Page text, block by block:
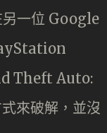
一位 Google
Theft Auto:
來破解，並沒